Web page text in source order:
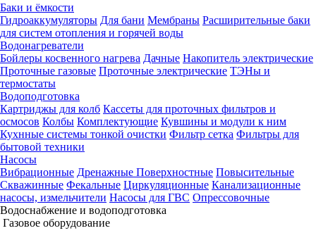
Баки и ёмкости
Гидроаккумуляторы Для бани Мембраны Расширительные баки
для систем отопления и горячей воды
Водонагреватели
Бойлеры косвенного нагрева Дачные Накопитель электрические
Проточные газовые Проточные электрические ТЭНы и
термостаты
Водоподготовка
Картриджы для колб Кассеты для проточных фильтров и
осмосов Колбы Комплектующие Кувшины и модули к ним
Кухнные системы тонкой очистки Фильтр сетка Фильтры для
бытовой техники
Насосы
Вибрационные Дренажные Поверхностные Повысительные
Скважинные Фекальные Циркуляционные Канализационные
насосы, измельчители Насосы для ГВС Опрессовочные
Водоснабжение и водоподготовка
Газовое оборудование